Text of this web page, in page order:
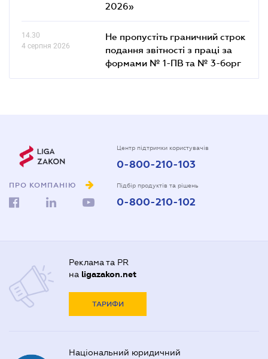
2026»
14.30
4 серпня 2026
Не пропустіть граничний строк
подання звітності з праці за
формами № 1-ПВ та № 3-борг
ПРО КОМПАНІЮ
Центр підтримки користувачів
0-800-210-103
Підбір продуктів та рішень
0-800-210-102
Реклама та PR
на ligazakon.net
ТАРИФИ
Національний юридичний